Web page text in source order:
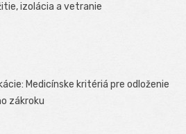
izolácia a vetranie
Medicínske kritériá pre odloženie
zákroku